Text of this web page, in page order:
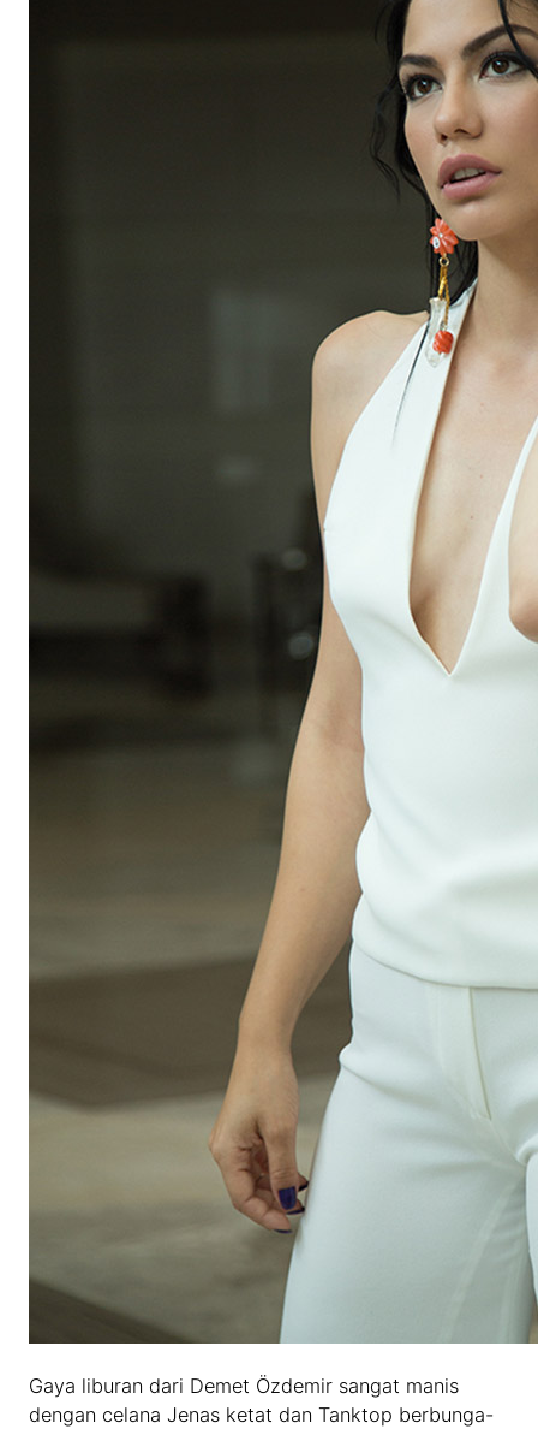
Gaya liburan dari Demet Özdemir sangat manis
dengan celana Jenas ketat dan Tanktop berbunga-